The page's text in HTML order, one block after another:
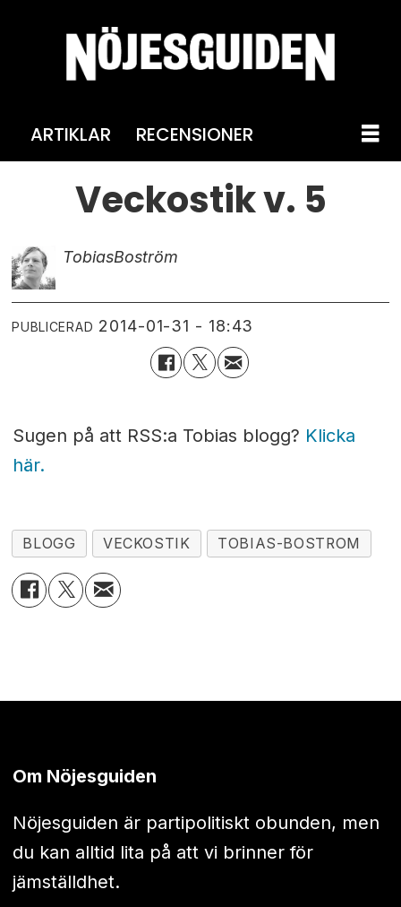
ARTIKLAR RECENSIONER
Veckostik v. 5
TobiasBoström
PUBLICERAD 2014-01-31 - 18:43
Sugen på att RSS:a Tobias blogg? Klicka
här.
BLOGG VECKOSTIK TOBIAS-BOSTROM
Om Nöjesguiden
Nöjesguiden är partipolitiskt obunden, men
du kan alltid lita på att vi brinner för
jämställdhet.